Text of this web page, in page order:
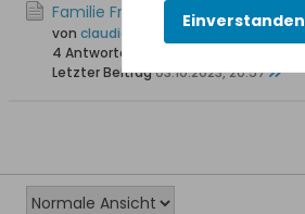
Familie Fredrich in Simonsdorf
von claudia-fredrich@web.de
4 Antworten
Letzter Beitrag03.10.2023, 20:57
Einverstanden